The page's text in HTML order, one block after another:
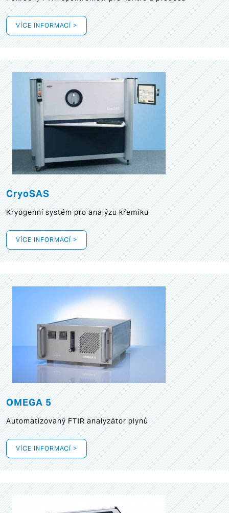
VÍCE INFORMACÍ >
CryoSAS
Kryogenní systém pro analýzu křemíku
VÍCE INFORMACÍ >
OMEGA 5
Automatizovaný FTIR analyzátor plynů
VÍCE INFORMACÍ >